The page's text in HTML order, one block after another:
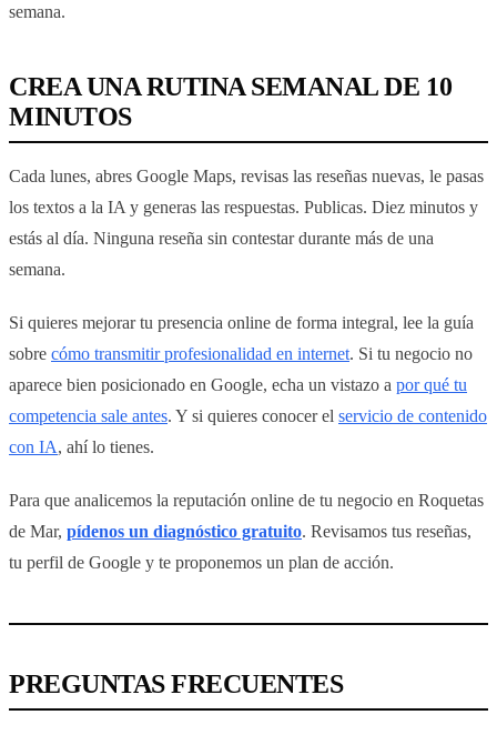
semana.
CREA UNA RUTINA SEMANAL DE 10
MINUTOS
Cada lunes, abres Google Maps, revisas las reseñas nuevas, le pasas
los textos a la IA y generas las respuestas. Publicas. Diez minutos y
estás al día. Ninguna reseña sin contestar durante más de una
semana.
Si quieres mejorar tu presencia online de forma integral, lee la guía
sobre cómo transmitir profesionalidad en internet. Si tu negocio no
aparece bien posicionado en Google, echa un vistazo a por qué tu
competencia sale antes. Y si quieres conocer el servicio de contenido
con IA, ahí lo tienes.
Para que analicemos la reputación online de tu negocio en Roquetas
de Mar, pídenos un diagnóstico gratuito. Revisamos tus reseñas,
tu perfil de Google y te proponemos un plan de acción.
PREGUNTAS FRECUENTES